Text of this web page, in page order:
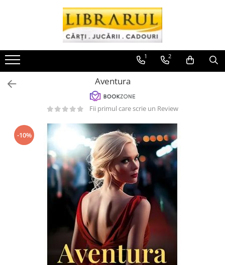
Toate Produsele
CARTI
Arta, arhitectura si fotografie
Arhitectura
Pictura si desen
Biografii si memorii
Memorii si jurnale
Teorie si critica literara
Business, economie, finante
Management si leadership
Resurse umane
1 2
Aventura
Fii primul care scrie un Review
-10%